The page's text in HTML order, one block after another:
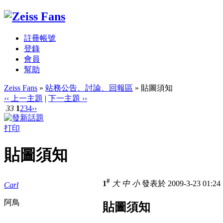
註冊帳號
登錄
會員
幫助
Zeiss Fans » 站務公告、討論、回報區 » 貼圖須知
‹‹ 上一主題 | 下一主題 ››
33 1234››
打印
貼圖須知
Carl
阿鳥
1# 大 中 小發表於 2009-3-23 01:24
貼圖須知